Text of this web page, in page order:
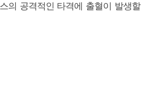
의 공격적인 타격에 출혈이 발생할